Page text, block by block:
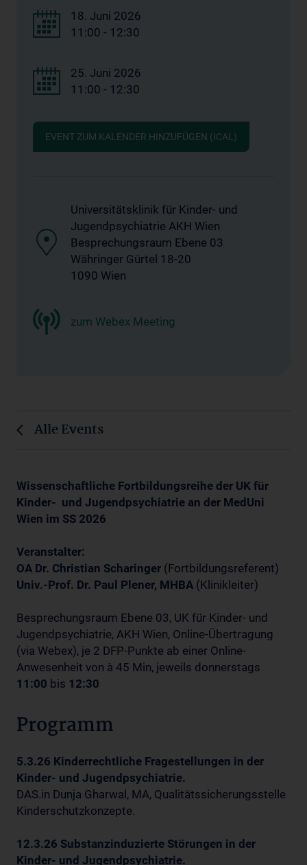
18. Juni 2026
11:00 - 12:30
25. Juni 2026
11:00 - 12:30
EVENT ZUM KALENDER HINZUFÜGEN (ICAL)
Universitätsklinik für Kinder- und
Jugendpsychiatrie AKH Wien
Besprechungsraum Ebene 03
Währinger Gürtel 18-20
1090 Wien
zum Webex Meeting
Alle Events
Wissenschaftliche Fortbildungsreihe der UK für
Kinder- und Jugendpsychiatrie an der MedUni
Wien im SS 2026
Veranstalter:
OA Dr. Christian Scharinger (Fortbildungsreferent)
Univ.-Prof. Dr. Paul Plener, MHBA (Klinikleiter)
Besprechungsraum Ebene 03, UK für Kinder- und
Jugendpsychiatrie, AKH Wien, Online-Übertragung
(via Webex), je 2 DFP-Punkte ab einer Online-
Anwesenheit von à 45 Min, jeweils donnerstags
11:00 bis 12:30
Programm
5.3.26 Kinderrechtliche Fragestellungen in der
Kinder- und Jugendpsychiatrie.
DAS.in Dunja Gharwal, MA, Qualitätssicherungsstelle
Kinderschutzkonzepte.
12.3.26 Substanzinduzierte Störungen in der
Kinder- und Jugendpsychiatrie.